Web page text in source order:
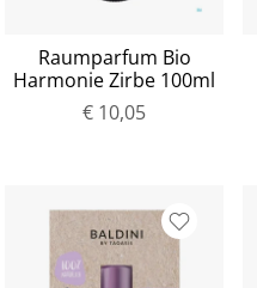
Raumparfum Bio
Harmonie Zirbe 100ml
€ 10,05